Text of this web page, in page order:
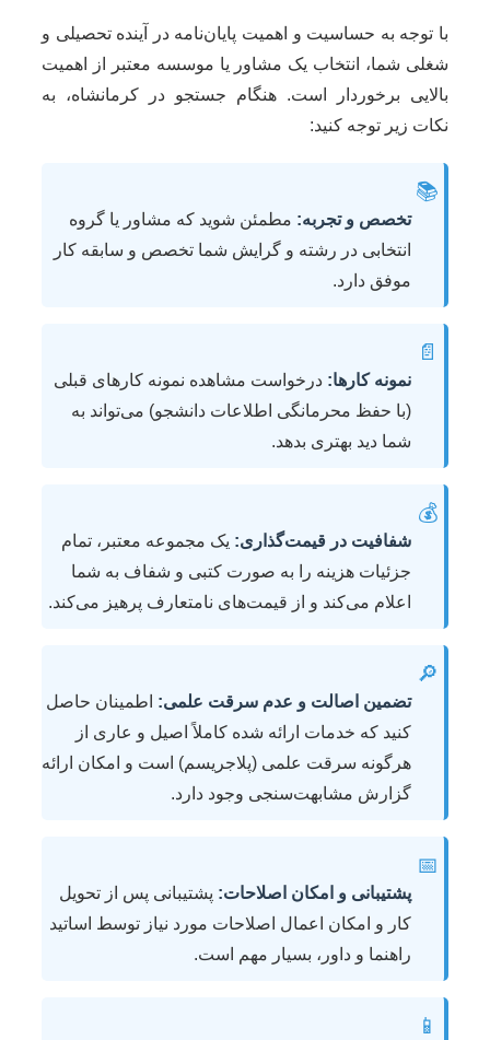
با توجه به حساسیت و اهمیت پایان‌نامه در آینده تحصیلی و
شغلی شما، انتخاب یک مشاور یا موسسه معتبر از اهمیت
بالایی برخوردار است. هنگام جستجو در کرمانشاه، به
نکات زیر توجه کنید:
📚
تخصص و تجربه: مطمئن شوید که مشاور یا گروه
انتخابی در رشته و گرایش شما تخصص و سابقه کار
موفق دارد.
📄
نمونه کارها: درخواست مشاهده نمونه کارهای قبلی
(با حفظ محرمانگی اطلاعات دانشجو) می‌تواند به
شما دید بهتری بدهد.
💰
شفافیت در قیمت‌گذاری: یک مجموعه معتبر، تمام
جزئیات هزینه را به صورت کتبی و شفاف به شما
اعلام می‌کند و از قیمت‌های نامتعارف پرهیز می‌کند.
🔎
تضمین اصالت و عدم سرقت علمی: اطمینان حاصل
کنید که خدمات ارائه شده کاملاً اصیل و عاری از
هرگونه سرقت علمی (پلاجریسم) است و امکان ارائه
گزارش مشابهت‌سنجی وجود دارد.
📅
پشتیبانی و امکان اصلاحات: پشتیبانی پس از تحویل
کار و امکان اعمال اصلاحات مورد نیاز توسط اساتید
راهنما و داور، بسیار مهم است.
📱